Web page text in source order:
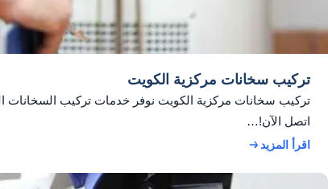
تركيب سخانات مركزية الكويت
تركيب سخانات مركزية الكويت نوفر خدمات تركيب السخانات
اتصل الآن!…
اقرأ المزيد